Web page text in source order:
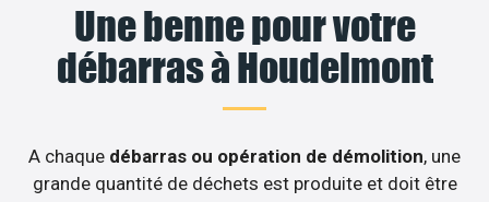
Une benne pour votre
débarras à Houdelmont
A chaque débarras ou opération de démolition, une
grande quantité de déchets est produite et doit être